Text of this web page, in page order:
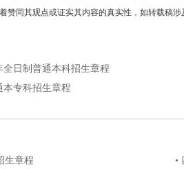
赞同其观点或证实其内容的真实性，如转载稿
全日制普通本科招生章程
本专科招生章程
生章程
•